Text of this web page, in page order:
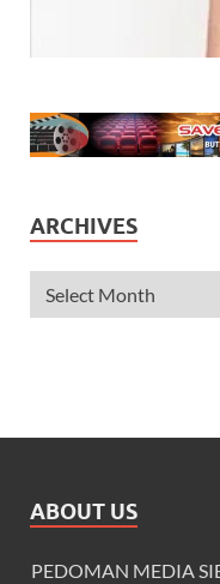
ARCHIVES
ABOUT US
PEDOMAN MEDIA